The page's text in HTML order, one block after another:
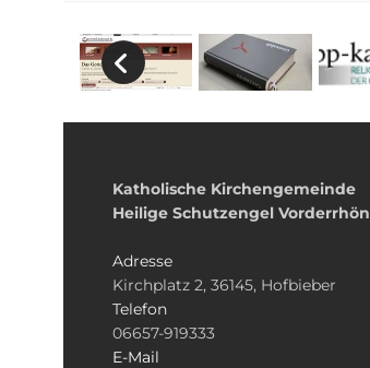
Katholische Kirchengemeinde
Heilige Schutzengel Vorderrhön
Adresse
Kirchplatz 2, 36145, Hofbieber
Telefon
06657-919333
E-Mail